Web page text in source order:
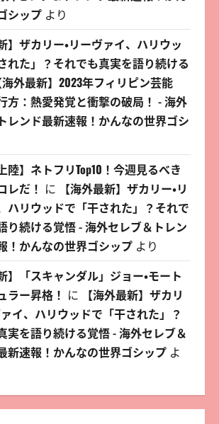
シップより
】ザカリー・リーヴァイ、ハリウッ
れた」？それでも真実を語り続ける
海外最新】2023年フィリピン芸能
方：熱愛発覚と衝撃の破局！ - 海外
レンド最新速報！かんなの世界ゴシ
陸】ネトフリTop10！今週見るべき
レだ！ に
【海外最新】ザカリー・リ
ハリウッドで「干された」？それで
り続ける覚悟 - 海外セレブ＆トレン
！かんなの世界ゴシップより
】「スキャンダル」ジョー・モート
ラー昇格！ に
【海外最新】ザカリ
ァイ、ハリウッドで「干された」？
実を語り続ける覚悟 - 海外セレブ＆
新速報！かんなの世界ゴシップよ